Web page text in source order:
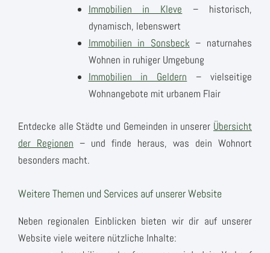
Immobilien in Kleve – historisch,
dynamisch, lebenswert
Immobilien in Sonsbeck – naturnahes
Wohnen in ruhiger Umgebung
Immobilien in Geldern – vielseitige
Wohnangebote mit urbanem Flair
Entdecke alle Städte und Gemeinden in unserer Übersicht
der Regionen – und finde heraus, was dein Wohnort
besonders macht.
Weitere Themen und Services auf unserer Website
Neben regionalen Einblicken bieten wir dir auf unserer
Website viele weitere nützliche Inhalte: